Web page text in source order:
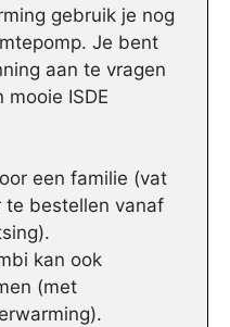
gebruik je nog
Je bent
aan te vragen
ISDE
een familie (vat
te bestellen vanaf
kan ook
(met